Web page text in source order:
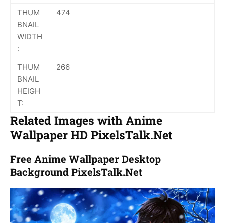
THUM
BNAIL
WIDTH
:
474
THUM
BNAIL
HEIGH
T:
266
Related Images with Anime
Wallpaper HD PixelsTalk.Net
Free Anime Wallpaper Desktop
Background PixelsTalk.Net